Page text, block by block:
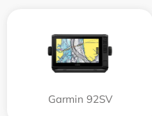
Garmin 92SV